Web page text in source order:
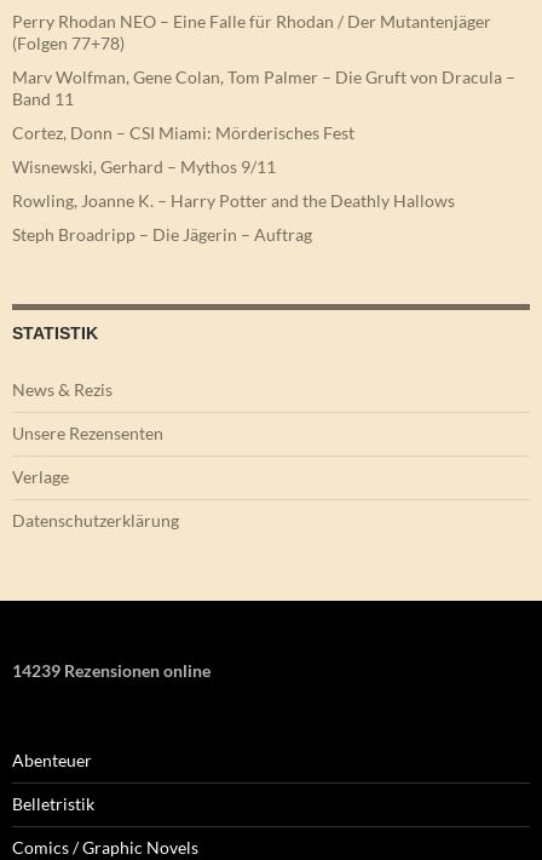
Perry Rhodan NEO – Eine Falle für Rhodan / Der Mutantenjäger
(Folgen 77+78)
Marv Wolfman, Gene Colan, Tom Palmer – Die Gruft von Dracula –
Band 11
Cortez, Donn – CSI Miami: Mörderisches Fest
Wisnewski, Gerhard – Mythos 9/11
Rowling, Joanne K. – Harry Potter and the Deathly Hallows
Steph Broadripp – Die Jägerin – Auftrag
STATISTIK
News & Rezis
Unsere Rezensenten
Verlage
Datenschutzerklärung
14239 Rezensionen online
Abenteuer
Belletristik
Comics / Graphic Novels